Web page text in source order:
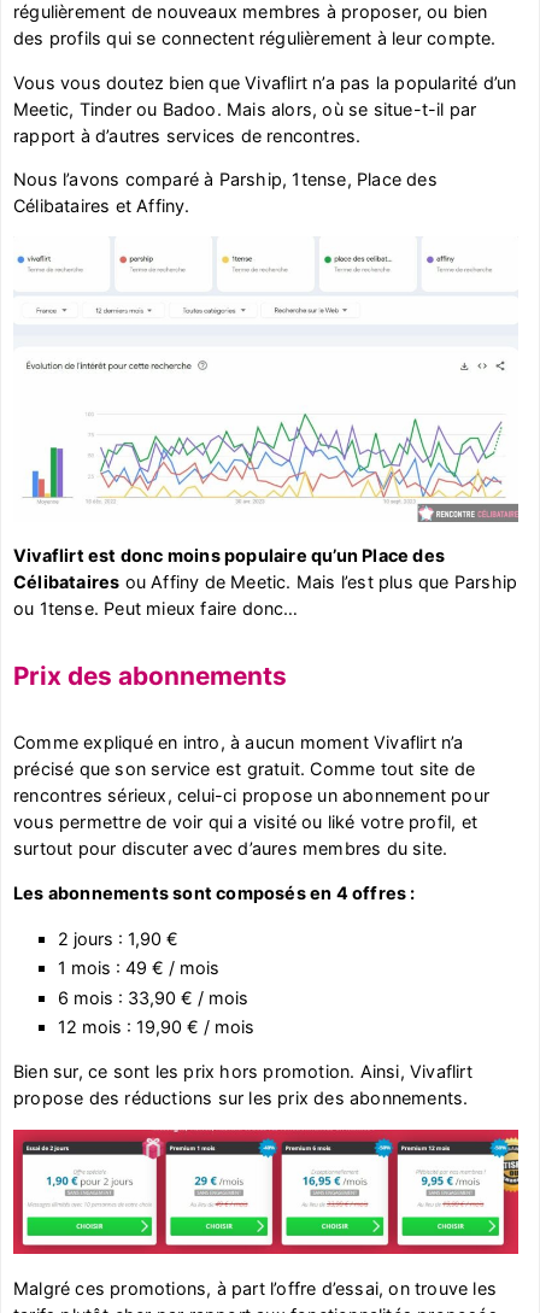
régulièrement de nouveaux membres à proposer, ou bien
des profils qui se connectent régulièrement à leur compte.
Vous vous doutez bien que Vivaflirt n’a pas la popularité d’un
Meetic, Tinder ou Badoo. Mais alors, où se situe-t-il par
rapport à d’autres services de rencontres.
Nous l’avons comparé à Parship, 1tense, Place des
Célibataires et Affiny.
Vivaflirt est donc moins populaire qu’un Place des
Célibataires ou Affiny de Meetic. Mais l’est plus que Parship
ou 1tense. Peut mieux faire donc…
Prix des abonnements
Comme expliqué en intro, à aucun moment Vivaflirt n’a
précisé que son service est gratuit. Comme tout site de
rencontres sérieux, celui-ci propose un abonnement pour
vous permettre de voir qui a visité ou liké votre profil, et
surtout pour discuter avec d’aures membres du site.
Les abonnements sont composés en 4 offres :
2 jours : 1,90 €
1 mois : 49 € / mois
6 mois : 33,90 € / mois
12 mois : 19,90 € / mois
Bien sur, ce sont les prix hors promotion. Ainsi, Vivaflirt
propose des réductions sur les prix des abonnements.
Malgré ces promotions, à part l’offre d’essai, on trouve les